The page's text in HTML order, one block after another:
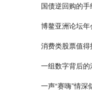
国债逆回购的
博鳌亚洲论坛年
消费类股票值
一组数字背后的
一声“赛嗨”情